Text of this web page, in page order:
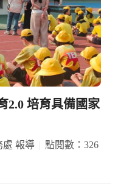
2.0 培育具備國家
處 報導
點閱數：326